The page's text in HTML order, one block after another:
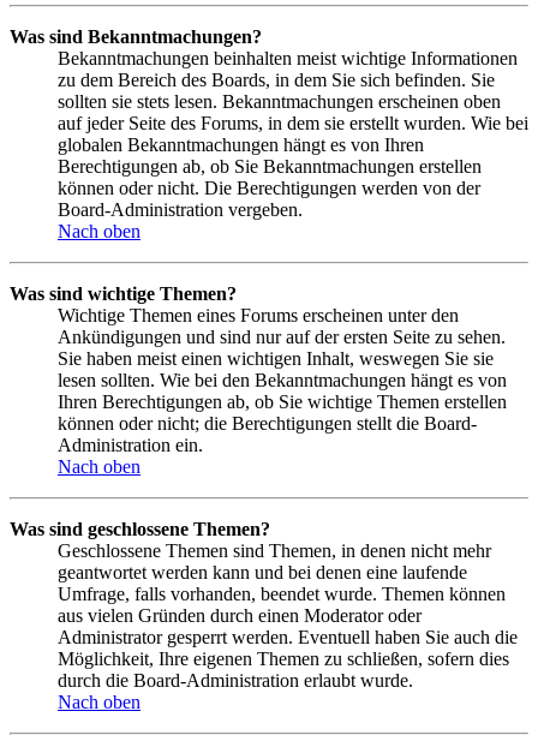
Was sind Bekanntmachungen?
Bekanntmachungen beinhalten meist wichtige Informationen
zu dem Bereich des Boards, in dem Sie sich befinden. Sie
sollten sie stets lesen. Bekanntmachungen erscheinen oben
auf jeder Seite des Forums, in dem sie erstellt wurden. Wie bei
globalen Bekanntmachungen hängt es von Ihren
Berechtigungen ab, ob Sie Bekanntmachungen erstellen
können oder nicht. Die Berechtigungen werden von der
Board-Administration vergeben.
Nach oben
Was sind wichtige Themen?
Wichtige Themen eines Forums erscheinen unter den
Ankündigungen und sind nur auf der ersten Seite zu sehen.
Sie haben meist einen wichtigen Inhalt, weswegen Sie sie
lesen sollten. Wie bei den Bekanntmachungen hängt es von
Ihren Berechtigungen ab, ob Sie wichtige Themen erstellen
können oder nicht; die Berechtigungen stellt die Board-
Administration ein.
Nach oben
Was sind geschlossene Themen?
Geschlossene Themen sind Themen, in denen nicht mehr
geantwortet werden kann und bei denen eine laufende
Umfrage, falls vorhanden, beendet wurde. Themen können
aus vielen Gründen durch einen Moderator oder
Administrator gesperrt werden. Eventuell haben Sie auch die
Möglichkeit, Ihre eigenen Themen zu schließen, sofern dies
durch die Board-Administration erlaubt wurde.
Nach oben